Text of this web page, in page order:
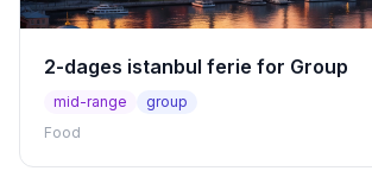
2-dages istanbul ferie for Group
mid-range
group
Food